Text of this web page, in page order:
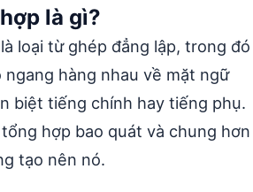
là gì?
là loại từ ghép đẳng lập, trong đó
hàng nhau về mặt ngữ
biệt tiếng chính hay tiếng phụ.
hợp bao quát và chung hơn
tạo nên nó.